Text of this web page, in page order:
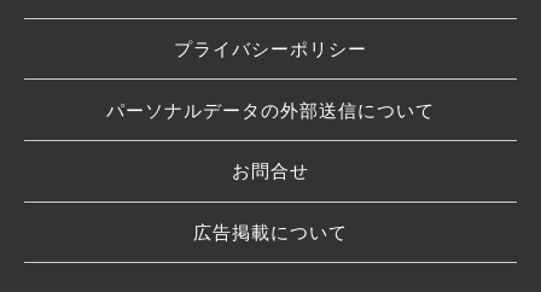
プライバシーポリシー
パーソナルデータの外部送信について
お問合せ
広告掲載について